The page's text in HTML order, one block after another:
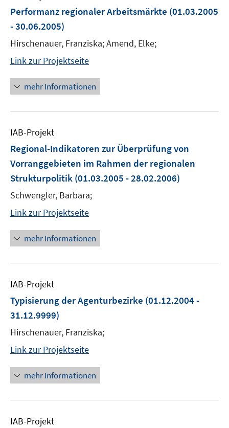
Performanz regionaler Arbeitsmärkte (01.03.2005
- 30.06.2005)
Hirschenauer, Franziska; Amend, Elke;
Link zur Projektseite
mehr Informationen
IAB-Projekt
Regional-Indikatoren zur Überprüfung von
Vorranggebieten im Rahmen der regionalen
Strukturpolitik (01.03.2005 - 28.02.2006)
Schwengler, Barbara;
Link zur Projektseite
mehr Informationen
IAB-Projekt
Typisierung der Agenturbezirke (01.12.2004 -
31.12.9999)
Hirschenauer, Franziska;
Link zur Projektseite
mehr Informationen
IAB-Projekt